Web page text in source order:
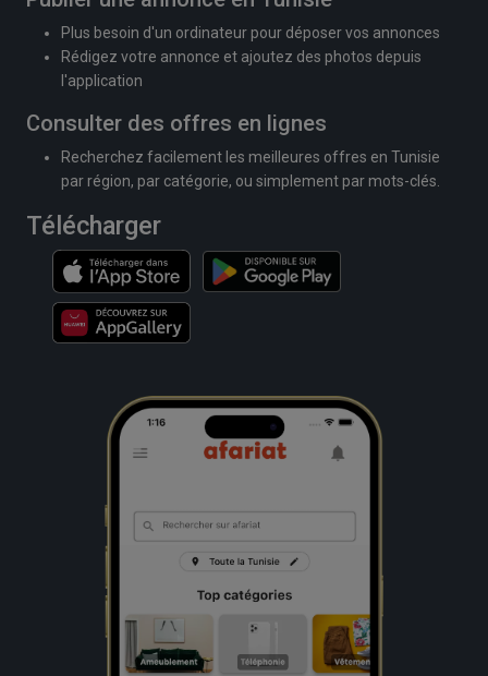
Plus besoin d'un ordinateur pour déposer vos annonces
Rédigez votre annonce et ajoutez des photos depuis
l'application
Consulter des offres en lignes
Recherchez facilement les meilleures offres en Tunisie
par région, par catégorie, ou simplement par mots-clés.
Télécharger